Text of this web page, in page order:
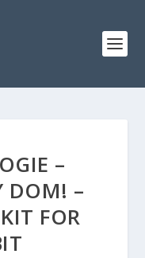
–
DOM! –
FOR